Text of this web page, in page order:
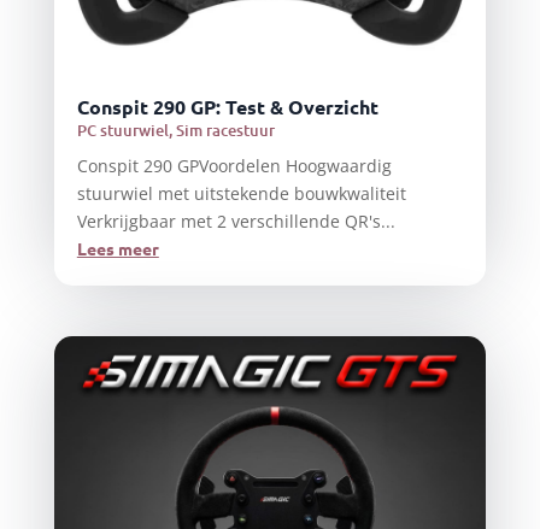
Conspit 290 GP: Test & Overzicht
PC stuurwiel,Sim racestuur
Conspit 290 GPVoordelen Hoogwaardig
stuurwiel met uitstekende bouwkwaliteit
Verkrijgbaar met 2 verschillende QR's...
Lees meer